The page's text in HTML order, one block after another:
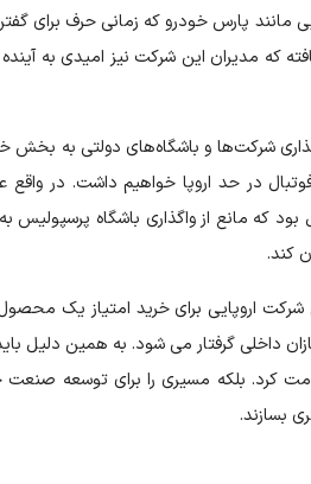
مانند پارس خودرو که زمانی حرف
که مدیران این شرکت نیز امیدی به
شرکت‌ها و باشگاه‌های دولتی به
در حد اروپا خواهیم داشت. در
که مانع از واگذاری باشگاه پرسپولیس
کند.
شرکت اروپایی برای خرید امتیاز یک
داخلی گرفتار می شود. به همین دلیل
بلکه مسیری را برای توسعه صنعت
بسازند.